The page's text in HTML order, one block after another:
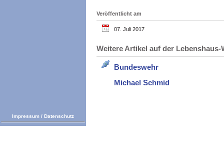
Veröffentlicht am
07. Juli 2017
Weitere Artikel auf der
Bundeswehr
Michael Schmid
Impressum / Datenschutz